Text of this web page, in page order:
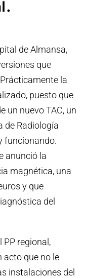
de Almansa,
que
la
puesto que
un nuevo TAC, un
de Radiología
funcionando.
anunció la
magnética, una
y que
del
PP regional,
acto que no le
instalaciones del